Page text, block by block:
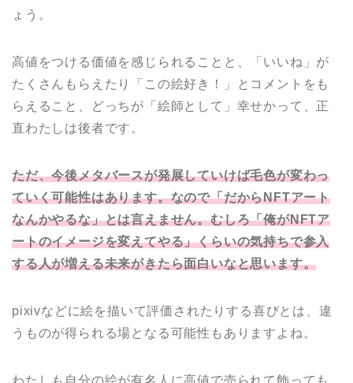
ょう。
高値をつける価値を感じられることと、「いいね」が
たくさんもらえたり「この絵好き！」とコメントをも
らえること、どっちが「絵師として」幸せかって、正
直わたしは後者です。
ただ、今後メタバースが発展していけば毛色が変わっ
ていく可能性はあります。なので「だからNFTアート
なんかやるな」とは言えません。むしろ「俺がNFTア
ートのイメージを変えてやる」くらいの気持ちで参入
する人が増える未来がきたら面白いなと思います。
pixivなどに絵を描いて評価されたりする喜びとは、違
うものが得られる場となる可能性もありますよね。
わたしも自分の絵が有名人に高値で売られて飾っても